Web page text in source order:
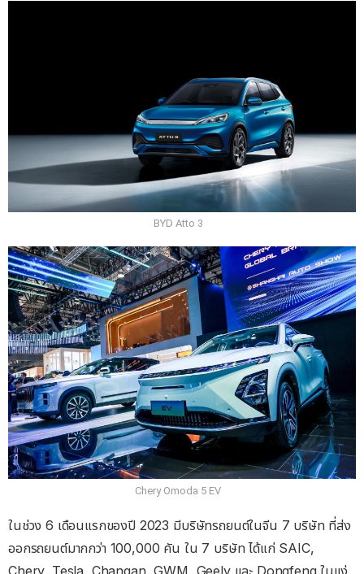
BYD Atto 3
Chery Omoda 5 EV
ในช่วง 6 เดือนแรกของปี 2023 มีบริษัทรถยนต์ในจีน 7 บริษัท ที่ส่ง
ออกรถยนต์มากกว่า 100,000 คัน ใน 7 บริษัท ได้แก่ SAIC,
Chery, Tesla, Changan, GWM, Geely และ Dongfeng ในแง่